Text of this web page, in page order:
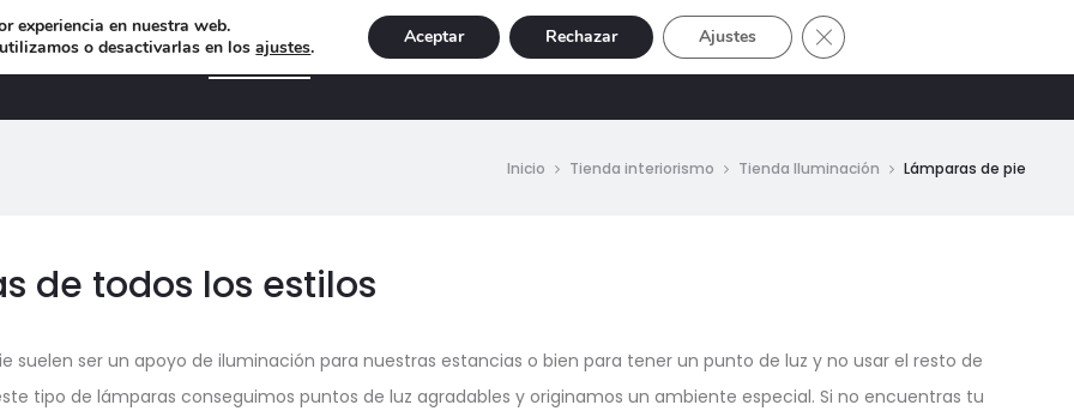
ILUMINACIÓN NAVIDAD EXCLUSIVE OFERTAS Buscar
Inicio Tienda interiorismo Tienda Iluminación Lámparas de pie
de todos los estilos
suelen ser un apoyo de iluminación para nuestras estancias o bien para tener un punto de luz y no usar el resto de
tipo de lámparas conseguimos puntos de luz agradables y originamos un ambiente especial. Si no encuentras tu
experiencia en nuestra web.
o desactivarlas en losajustes. Aceptar Rechazar Ajustes Cerrar el banner de cookies